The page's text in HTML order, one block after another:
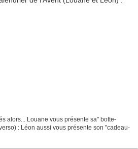
alors... Louane vous présente sa" botte-
: Léon aussi vous présente son "cadeau-